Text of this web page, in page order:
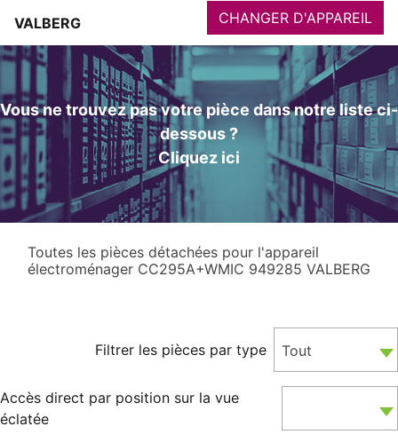
VALBERG CHANGER D'APPAREIL
Vous ne trouvez pas votre pièce dans notre liste ci-
dessous ?
Cliquez ici
Toutes les pièces détachées pour l'appareil
électroménager CC295A+WMIC 949285 VALBERG
Filtrer les pièces par type Tout
Accès direct par position sur la vue
éclatée